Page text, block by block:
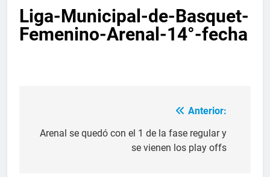
Liga-Municipal-de-Basquet-
Femenino-Arenal-14°-fecha
Anterior:
Arenal se quedó con el 1 de la fase regular y
se vienen los play offs